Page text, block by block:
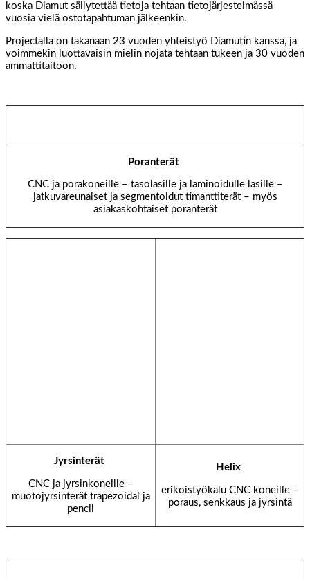
koska Diamut säilytettää tietoja tehtaan tietojärjestelmässä
vuosia vielä ostotapahtuman jälkeenkin.
Projectalla on takanaan 23 vuoden yhteistyö Diamutin kanssa, ja
voimmekin luottavaisin mielin nojata tehtaan tukeen ja 30 vuoden
ammattitaitoon.
Poranterät
CNC ja porakoneille – tasolasille ja laminoidulle lasille –
jatkuvareunaiset ja segmentoidut timanttiterät – myös
asiakaskohtaiset poranterät
Jyrsinterät
CNC ja jyrsinkoneille –
muotojyrsinterät trapezoidal ja
pencil
Helix
erikoistyökalu CNC koneille –
poraus, senkkaus ja jyrsintä